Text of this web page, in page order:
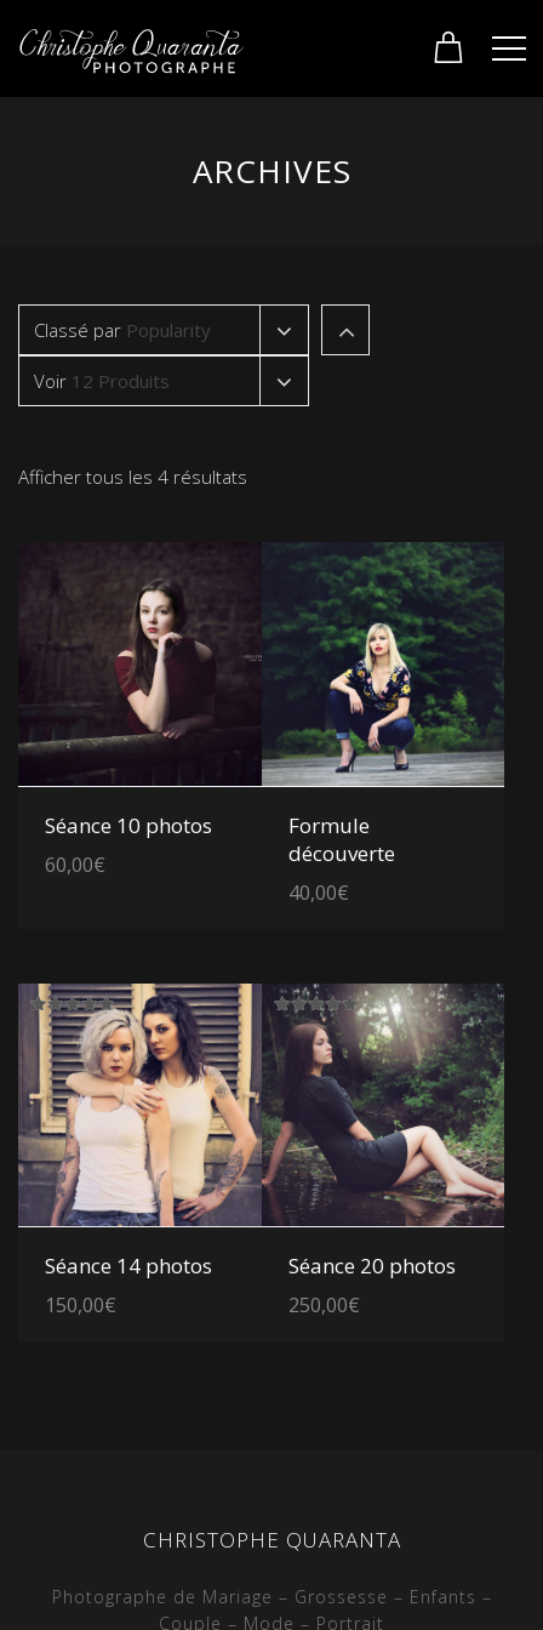
ARCHIVES
Classé par Popularity
Voir 12 Produits
Afficher tous les 4 résultats
Voir les détails
Séance 10 photos
60,00€
Voir les détails
Formule
découverte
40,00€
Note
5.00
sur 5
Voir les détails
Séance 14 photos
150,00€
Note
5.00
sur 5
Voir les détails
Séance 20 photos
250,00€
CHRISTOPHE QUARANTA
Photographe de Mariage – Grossesse – Enfants –
Couple – Mode – Portrait